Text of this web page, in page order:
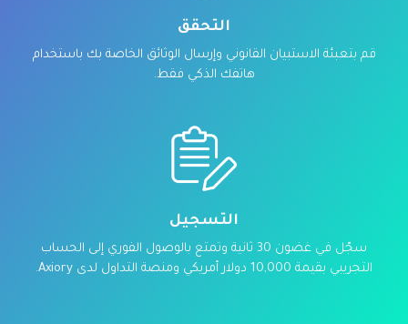
التحقق
قم بتعبئة الاستبيان القانوني وإرسال الوثائق الخاصة بك باستخدام
هاتفك الذكي فقط.
التسجيل
سجّل في غضون 30 ثانية وتمتع بالوصول الفوري إلى الحساب
التجريبي بقيمة 10,000 دولار أمريكي ومنصة التداول لدى Axiory.